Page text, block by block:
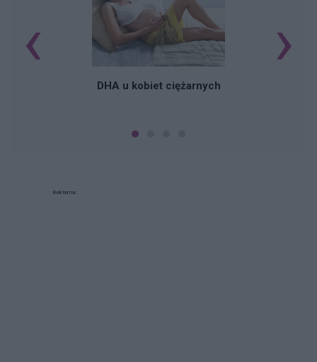
DHA u kobiet ciężarnych
‹ ›
Reklama: